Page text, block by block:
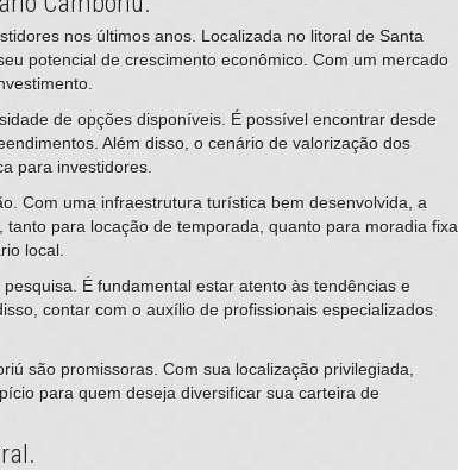
nos últimos anos. Localizada no litoral de Santa
potencial de crescimento econômico. Com um mercado
de opções disponíveis. É possível encontrar desde
Além disso, o cenário de valorização dos
para investidores.
Com uma infraestrutura turística bem desenvolvida, a
para locação de temporada, quanto para moradia fixa.
local.
É fundamental estar atento às tendências e
contar com o auxílio de profissionais especializados
são promissoras. Com sua localização privilegiada,
para quem deseja diversificar sua carteira de